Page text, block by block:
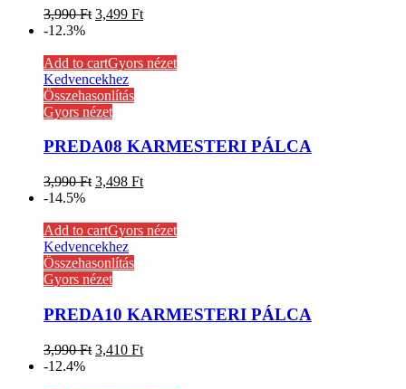
3,990Ft 3,499 Ft
-12.3%
Add to cartGyors nézet
Kedvencekhez
Összehasonlítás
Gyors nézet
PREDA08 KARMESTERI PÁLCA
3,990Ft 3,498 Ft
-14.5%
Add to cartGyors nézet
Kedvencekhez
Összehasonlítás
Gyors nézet
PREDA10 KARMESTERI PÁLCA
3,990Ft 3,410 Ft
-12.4%